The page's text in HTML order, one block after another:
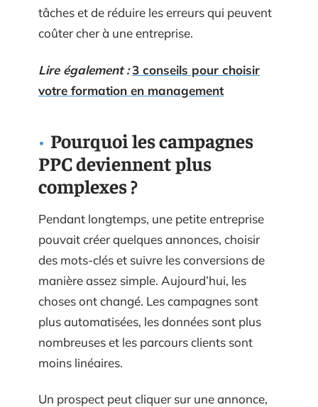
tâches et de réduire les erreurs qui peuvent
coûter cher à une entreprise.
Lire également :3 conseils pour choisir
votre formation en management
Pourquoi les campagnes
PPC deviennent plus
complexes ?
Pendant longtemps, une petite entreprise
pouvait créer quelques annonces, choisir
des mots-clés et suivre les conversions de
manière assez simple. Aujourd’hui, les
choses ont changé. Les campagnes sont
plus automatisées, les données sont plus
nombreuses et les parcours clients sont
moins linéaires.
Un prospect peut cliquer sur une annonce,